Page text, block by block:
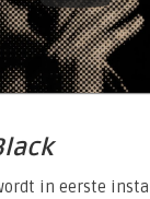
in eerste